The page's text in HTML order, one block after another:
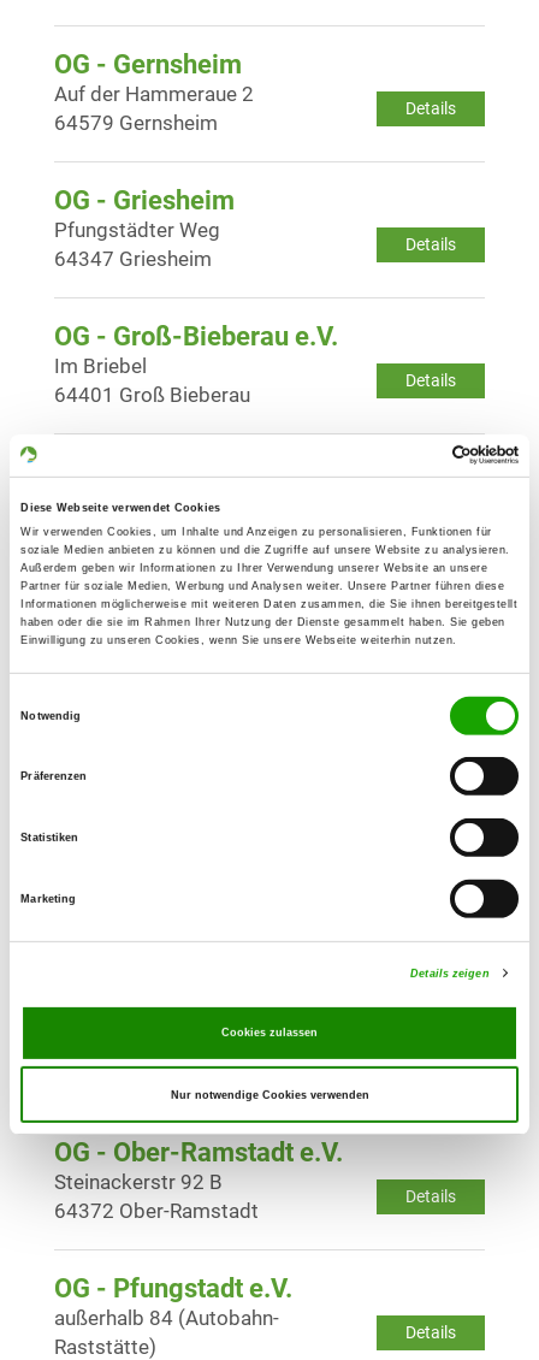
Diese Webseite verwendet Cookies
Wir verwenden Cookies, um Inhalte und Anzeigen zu personalisieren, Funktionen für
soziale Medien anbieten zu können und die Zugriffe auf unsere Website zu analysieren.
Außerdem geben wir Informationen zu Ihrer Verwendung unserer Website an unsere
Partner für soziale Medien, Werbung und Analysen weiter. Unsere Partner führen diese
Informationen möglicherweise mit weiteren Daten zusammen, die Sie ihnen bereitgestellt
haben oder die sie im Rahmen Ihrer Nutzung der Dienste gesammelt haben. Sie geben
Einwilligung zu unseren Cookies, wenn Sie unsere Webseite weiterhin nutzen.
Notwendig
Präferenzen
Statistiken
Marketing
Details zeigen
Cookies zulassen
Nur notwendige Cookies verwenden
OG - Gernsheim
Details
Auf der Hammeraue 2
64579 Gernsheim
OG - Griesheim
Details
Pfungstädter Weg
64347 Griesheim
OG - Groß-Bieberau e.V.
Details
Im Briebel
64401 Groß Bieberau
OG - Groß-Gerau e.V.
Am Woogsdamm Weg 4
64521 Groß-Gerau
OG - Groß-Zimmern-Mitte e.V.
Klein-Zimmerner Str. 60
Details
Ausserhalb 70
Am Alten Gerauer Weg 19
64546 Mörfelden-Walldorf
OG - Ober-Beerbach 1978 e.V.
Details
64342 Seeheim-Jugenheim
OG - Ober-Ramstadt e.V.
Details
Steinackerstr 92 B
64372 Ober-Ramstadt
OG - Pfungstadt e.V.
Details
außerhalb 84 (Autobahn-
Raststätte)